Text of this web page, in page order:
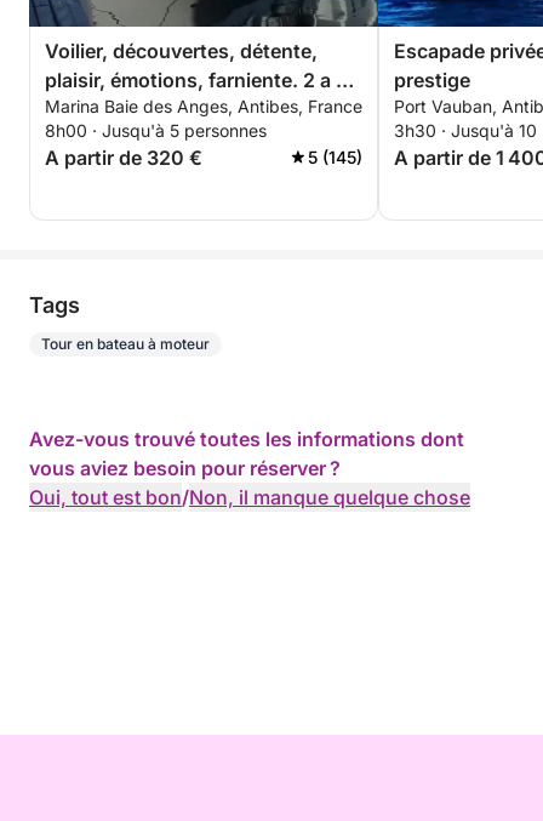
Voilier, découvertes, détente,
plaisir, émotions, farniente. 2 a 5
personnes
Marina Baie des Anges, Antibes, France
8h00 · Jusqu'à 5 personnes
A partir de 320 € 5 (145)
Escapade
prestige
Port Vauban,
3h30 · Jusqu'à 10
A partir de 1
Tags
Tour en bateau à moteur
Avez-vous trouvé toutes les informations dont
vous aviez besoin pour réserver ?
Oui, tout est bon/Non, il manque quelque chose